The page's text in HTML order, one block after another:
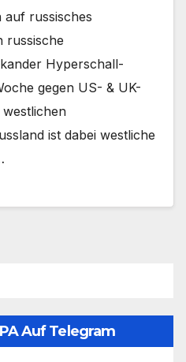
russisches
russische
Hyperschall-
gegen US- & UK-
ist dabei westliche
Auf Telegram